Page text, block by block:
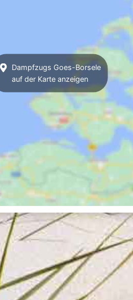
Dampfzugs Goes-Borsele
auf der Karte anzeigen